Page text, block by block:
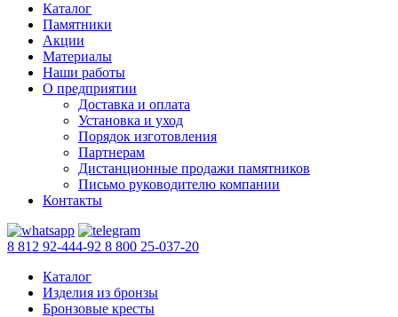
Каталог
Памятники
Акции
Материалы
Наши работы
О предприятии
Доставка и оплата
Установка и уход
Порядок изготовления
Партнерам
Дистанционные продажи памятников
Письмо руководителю компании
Контакты
8 812 92-444-92 8 800 25-037-20
Каталог
Изделия из бронзы
Бронзовые кресты